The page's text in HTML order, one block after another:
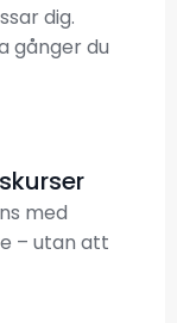
dig.
gånger du
med
– utan att